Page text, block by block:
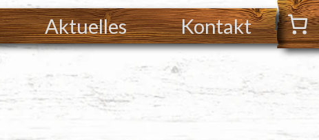
Aktuelles Kontakt